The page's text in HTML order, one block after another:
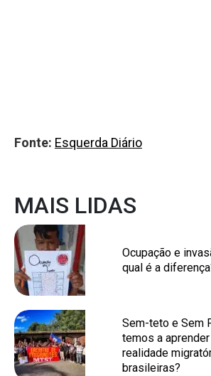
Fonte: Esquerda Diário
MAIS LIDAS
Ocupação e
qual é a
Sem-teto e Sem
temos a
realidade
brasileiras?